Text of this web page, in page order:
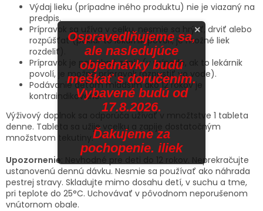
Výdaj lieku (prípadne iného produktu) nie je viazaný na
predpis.
Prípravok sa užíva v celku, nesmie sa hrýzť, drviť alebo
rozpúšťať (pokiaľ to lekárnik povolí, je možné liek
rozdeliť).
Prípravok je potrebné zapiť (v prípade, ak to lekárnik
povolí, je možné prípravok rozpustiť vo vode).
Podávanie deťom mladším ako 12 rokov je
kontraindikované.
Výživový doplnok sa odporúča užívať v množtstve 1 tableta
denne. Tableta sa užije vcelku a zapije dostatočným
množstvom tekutiny.
Upozornenie
: Nevhodné pre deti do 12 rokov. Neprekračujte
ustanovenú dennú dávku. Nesmie sa používať ako náhrada
pestrej stravy. Skladujte mimo dosahu detí, v suchu a tme,
pri teplote do 25°C. Uchovávať v pôvodnom neporušenom
vnútornom obale.
×
Ospravedlňujeme sa,
ale nasledujúce
objednávky budú
meškať s doručením.
Vybavené budú od
17.8.2026.
Ďakujeme za
pochopenie. iliek